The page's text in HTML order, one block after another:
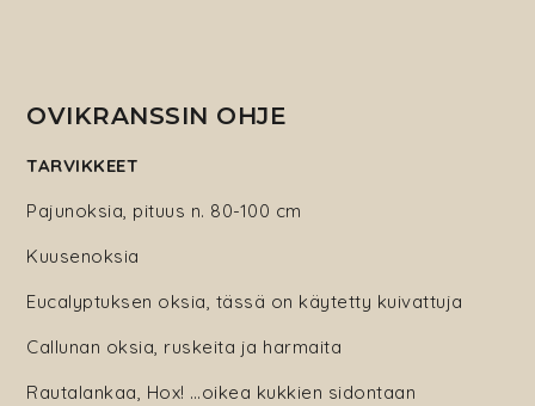
OVIKRANSSIN OHJE
TARVIKKEET
Pajunoksia, pituus n. 80-100 cm
Kuusenoksia
Eucalyptuksen oksia, tässä on käytetty kuivattuja
Callunan oksia, ruskeita ja harmaita
Rautalankaa, Hox! …oikea kukkien sidontaan